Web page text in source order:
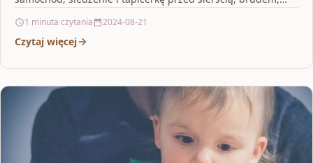
1 minuta czytania 2024-08-21
Czytaj więcej